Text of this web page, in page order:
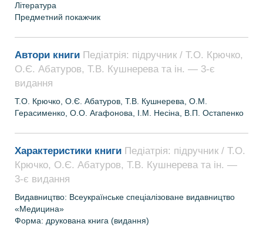
Література
Предметний покажчик
Автори книги Педіатрія: підручник / Т.О. Крючко,
О.Є. Абатуров, Т.В. Кушнерева та ін. — 3-є
видання
Т.О. Крючко, О.Є. Абатуров, Т.В. Кушнерева, О.М.
Герасименко, О.О. Агафонова, І.М. Несіна, В.П. Остапенко
Характеристики книги Педіатрія: підручник / Т.О.
Крючко, О.Є. Абатуров, Т.В. Кушнерева та ін. —
3-є видання
Видавництво: Всеукраїнське спеціалізоване видавництво
«Медицина»
Форма: друкована книга (видання)